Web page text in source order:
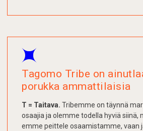
Tagomo Tribe on
porukka ammattilaisia
T = Taitava. Tribemme on täynnä
osaajia ja olemme todella hyviä siinä,
emme peittele osaamistamme, vaan